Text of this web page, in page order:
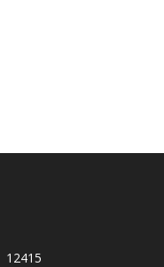
12415